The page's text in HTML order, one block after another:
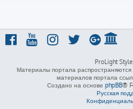
ProLight
Материалы портала
материалов портала
Создано на основе phpBB®
Русская